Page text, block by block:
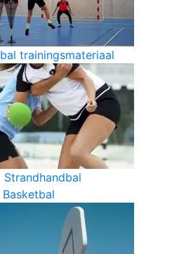
trainingsmateriaal
Strandhandbal
Basketbal